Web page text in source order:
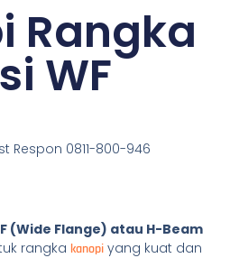
Rangka
WF
Respon 0811-800-946
(Wide Flange) atau H-Beam
rangka kanopiyang kuat dan